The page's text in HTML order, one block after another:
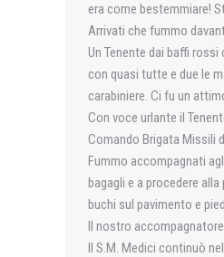
era come bestemmiare!
Arrivati che fummo
Un Tenente dai baffi
con quasi tutte e due le
carabiniere. Ci fu un
Con voce urlante il
Comando Brigata Missili
Fummo accompagnati
bagagli e a procedere
buchi sul pavimento e
Il nostro
Il S.M. Medici continuò